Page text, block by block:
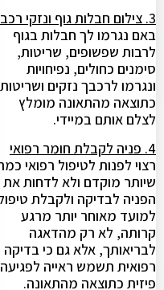
3. צילום חבלות גוף ונזקי רכב
באם נגרמו לך חבלות בגוף
לרבות שפשופים, שריטות,
סימנים כחולים, נפיחויות
ונגרמו לרכבך נזקים ושריטות
כתוצאה מהתאונה מומלץ
לצלם אותם במיידי.
4. פניה לקבלת חומר רפואי
רצוי לפנות לטיפול רפואי כמה
שיותר מוקדם ולא לדחות את
הפניה לבדיקה ולקבלת טיפול
למועד מאוחר יותר מרגע
קרותה, לא רק מהדאגה
לבריאותך, אלא גם כי בדיקה
רפואית תשמש ראייה לפגיעה
פיזית כתוצאה מהתאונה.